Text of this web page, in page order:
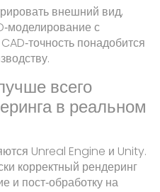
внешний вид,
с
понадобится
всего
в реальном
Unreal Engine и Unity.
корректный рендеринг
и пост‑обработку на